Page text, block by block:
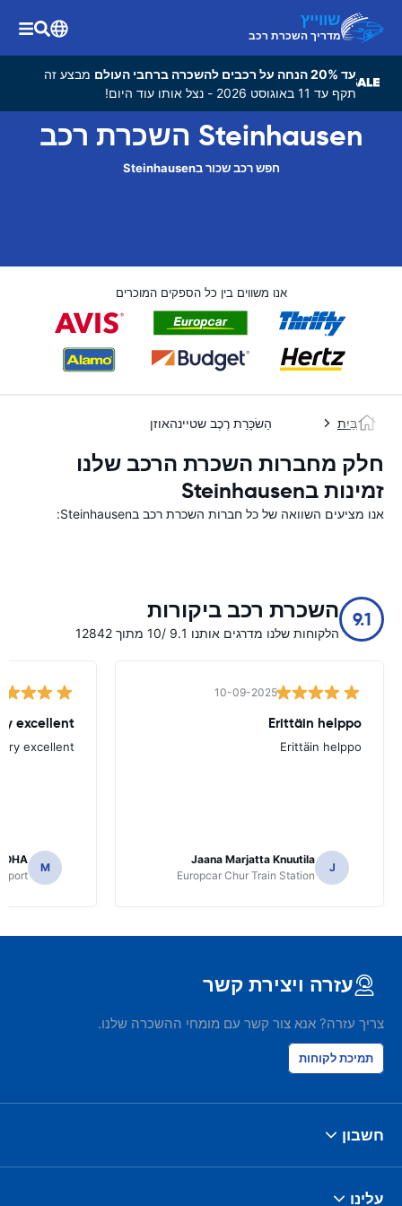
שווייץ
מדריך השכרת רכב
עד 20% הנחה על רכבים להשכרה ברחבי העולם
מבצע זה
תקף עד 11 באוגוסט 2026 - נצל אותו עוד היום!
Steinhausen השכרת רכב
חפש רכב שכור בSteinhausen
אנו משווים בין כל הספקים המוכרים
בַּיִת הַשׂכָּרַת רֶכֶב שטיינהאוזן
חלק מחברות השכרת הרכב שלנו
זמינות בSteinhausen
אנו מציעים השוואה של כל חברות השכרת רכב בSteinhausen:
9.1 השכרת רכב ביקורות
הלקוחות שלנו מדרגים אותנו 9.1 /10 מתוך 12842
10-09-2025
Erittäin helppo
Erittäin helppo
J
Jaana Marjatta Knuutila
Europcar Chur Train Station
excellent
excellent
M
עזרה ויצירת קשר
צריך עזרה? אנא צור קשר עם מומחי ההשכרה שלנו.
תמיכת לקוחות
חשבון
עלינו